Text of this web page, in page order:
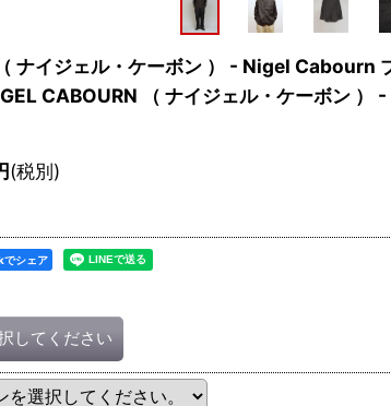
ナイジェル・ケーボン ） - Nigel Cabourn
CABOURN （ ナイジェル・ケーボン
(税別)
シェア
してください